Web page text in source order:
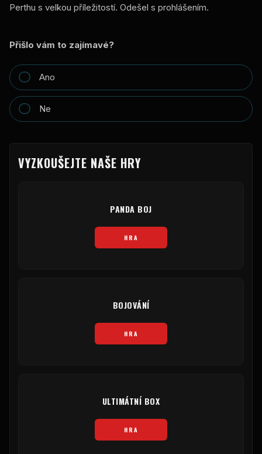
Perthu s velkou příležitostí. Odešel s prohlášením.
Přišlo vám to zajímavé?
Ano
Ne
VYZKOUŠEJTE NAŠE HRY
PANDA BOJ
HRA
BOJOVÁNÍ
HRA
ULTIMÁTNÍ BOX
HRA